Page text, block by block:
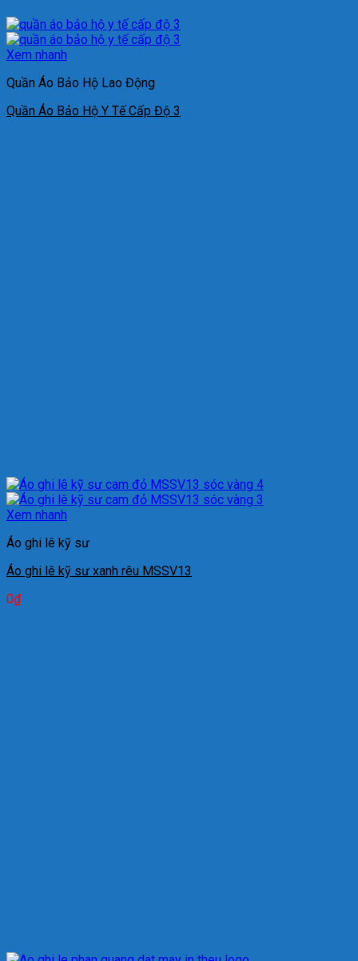
Xem nhanh
Quần Áo Bảo Hộ Lao Động
Quần Áo Bảo Hộ Y Tế Cấp Độ 3
Xem nhanh
Áo ghi lê kỹ sư
Áo ghi lê kỹ sư xanh rêu MSSV13
0₫